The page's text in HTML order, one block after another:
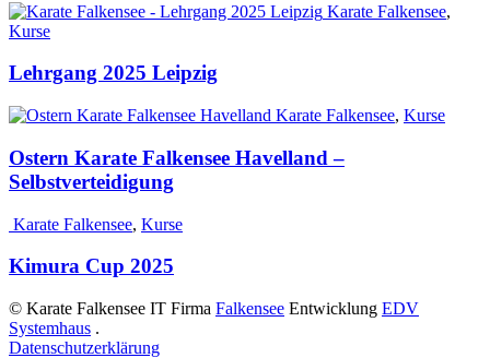
Karate Falkensee,
Kurse
Lehrgang 2025 Leipzig
Karate Falkensee, Kurse
Ostern Karate Falkensee Havelland –
Selbstverteidigung
Karate Falkensee, Kurse
Kimura Cup 2025
© Karate Falkensee IT Firma Falkensee Entwicklung EDV
Systemhaus .
Datenschutzerklärung